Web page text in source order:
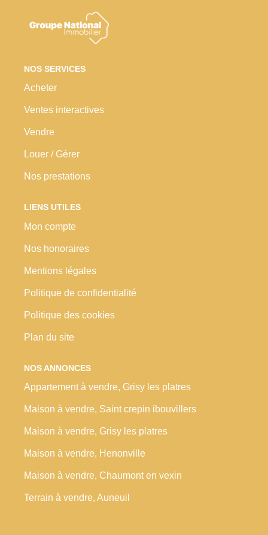
Nos Prestations
NOS SERVICES
Acheter
Ventes interactives
Vendre
Louer / Gérer
Nos prestations
LIENS UTILES
Mon compte
Nos honoraires
Mentions légales
Politique de confidentialité
Politique des cookies
Plan du site
NOS ANNONCES
Appartement à vendre, Grisy les platres
Maison à vendre, Saint crepin ibouvillers
Maison à vendre, Grisy les platres
Maison à vendre, Henonville
Maison à vendre, Chaumont en vexin
Terrain à vendre, Auneuil